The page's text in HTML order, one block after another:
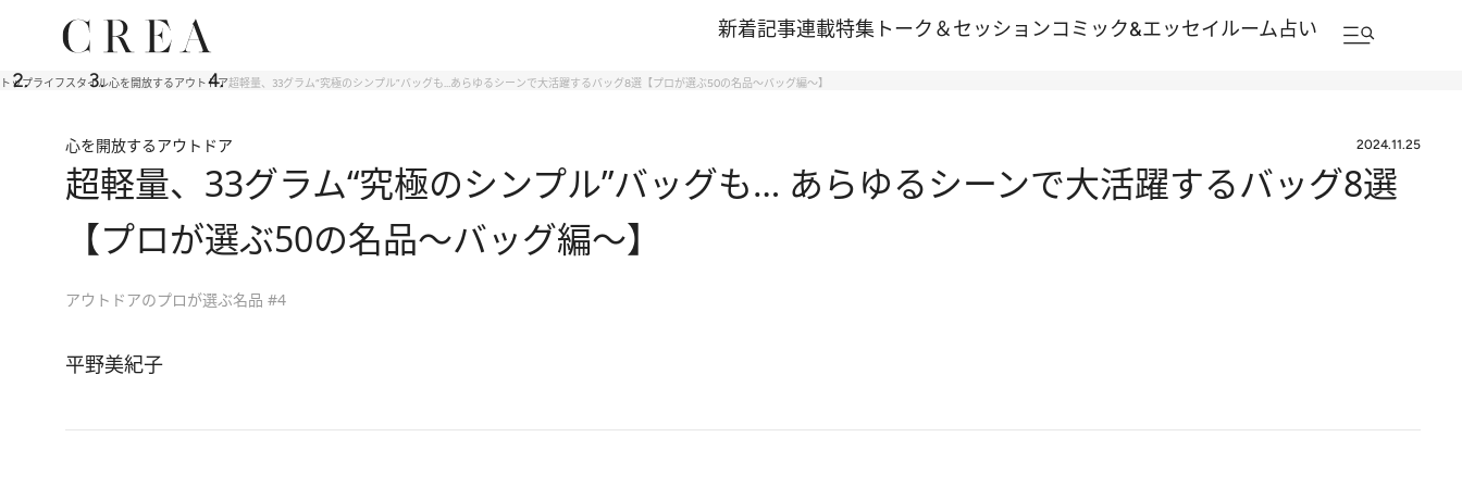
新着記事連載特集 トーク＆セッションコミック&エッセイルーム占い
トップライフスタイル心を開放するアウトドア超軽量、33グラム“究極のシンプル”バッグも…あらゆるシーンで大活躍するバッグ8選【プロが選ぶ50の名品～バッグ編～】
心を開放するアウトドア 2024.11.25
超軽量、33グラム“究極のシンプル”バッグも… あらゆるシーンで大活躍するバッグ8選
【プロが選ぶ50の名品～バッグ編～】
アウトドアのプロが選ぶ名品 #4
平野美紀子